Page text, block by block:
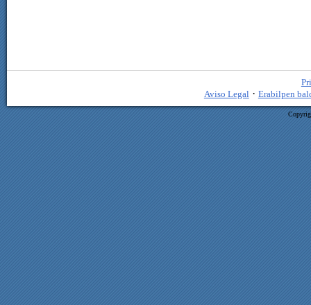
Aviso Legal · Erabilpen